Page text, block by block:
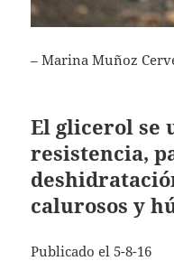
– Marina Muñoz
El glicerol se
resistencia,
calurosos y
Publicado el 5-8-16